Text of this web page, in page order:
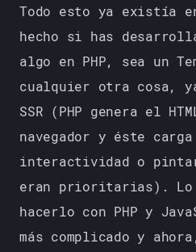
Todo esto ya existía
hecho si has
algo en PHP, sea un
cualquier otra cosa,
SSR (PHP genera el
navegador y éste
interactividad o
eran prioritarias). Lo
hacerlo con PHP y
más complicado y